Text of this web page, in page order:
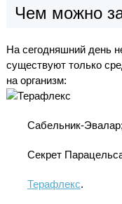
Чем можно
На сегодняшний день
существуют только
на организм:
Сабельник-Эвалар;
Секрет
Терафлекс.